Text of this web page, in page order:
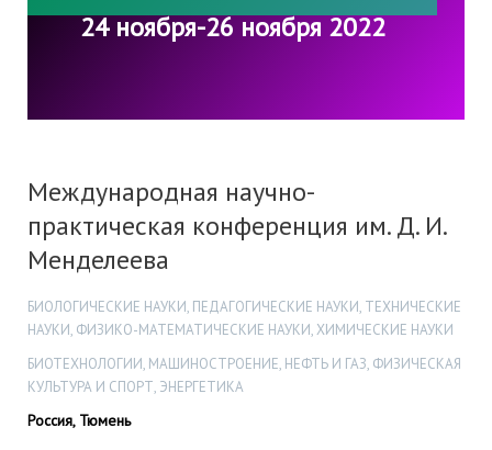
24 ноября-26 ноября 2022
Международная научно-
практическая конференция им. Д. И.
Менделеева
БИОЛОГИЧЕСКИЕ НАУКИ, ПЕДАГОГИЧЕСКИЕ НАУКИ, ТЕХНИЧЕСКИЕ
НАУКИ, ФИЗИКО-МАТЕМАТИЧЕСКИЕ НАУКИ, ХИМИЧЕСКИЕ НАУКИ
БИОТЕХНОЛОГИИ, МАШИНОСТРОЕНИЕ, НЕФТЬ И ГАЗ, ФИЗИЧЕСКАЯ
КУЛЬТУРА И СПОРТ, ЭНЕРГЕТИКА
Россия, Тюмень